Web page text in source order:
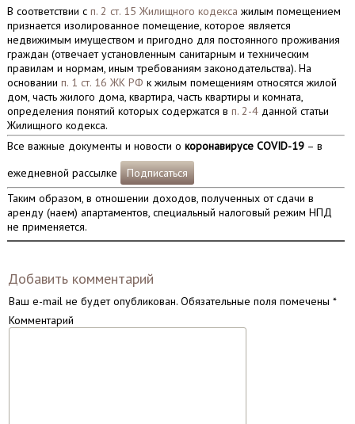
В соответствии с п. 2 ст. 15 Жилищного кодекса жилым помещением
признается изолированное помещение, которое является
недвижимым имуществом и пригодно для постоянного проживания
граждан (отвечает установленным санитарным и техническим
правилам и нормам, иным требованиям законодательства). На
основании п. 1 ст. 16 ЖК РФ к жилым помещениям относятся жилой
дом, часть жилого дома, квартира, часть квартиры и комната,
определения понятий которых содержатся в п. 2-4данной статьи
Жилищного кодекса.
Все важные документы и новости о коронавирусе COVID-19– в
ежедневной рассылке
Подписаться
Таким образом, в отношении доходов, полученных от сдачи в
аренду (наем) апартаментов, специальный налоговый режим НПД
не применяется.
Добавить комментарий
Ваш e-mail не будет опубликован.Обязательные поля помечены *
Комментарий